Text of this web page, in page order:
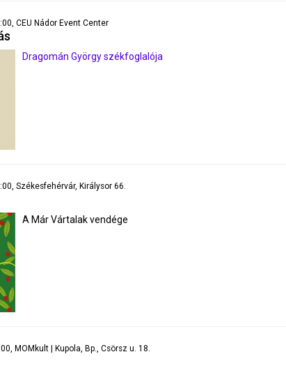
CEU Nádor Event Center
Dragomán György székfoglalója
Székesfehérvár, Királysor 66.
A Már Vártalak vendége
MOMkult | Kupola, Bp., Csörsz u. 18.